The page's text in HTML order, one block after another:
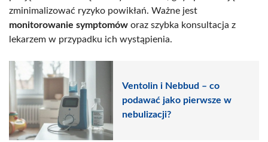
zminimalizować ryzyko powikłań. Ważne jest
monitorowanie symptomów oraz szybka konsultacja z
lekarzem w przypadku ich wystąpienia.
Ventolin i Nebbud – co
podawać jako pierwsze w
nebulizacji?